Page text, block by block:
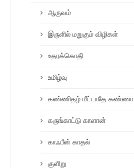
ஆருவம்
இருளில் மறுகும் விழிகள்
உதரக்கொதி
உமிழ்வு
கண்ணிதழ் மீட்டாதே கண்ணா
கருங்காட்டு காளான்
காஃபீன் காதல்
குளிறு